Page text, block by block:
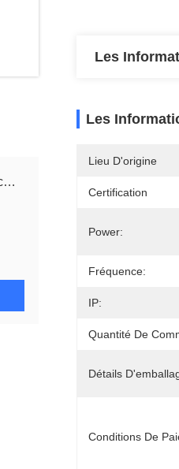
sales002@goldenfuturecn.com
Les
Les
Lieu D'origine
Certification
Power:
Fréquence:
IP:
Quantité De
Détails
Conditions De